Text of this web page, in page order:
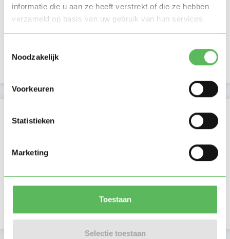
informatie die u aan ze heeft verstrekt of die ze hebben
verzameld op basis van uw gebruik van hun services.
Noodzakelijk
Voorkeuren
Statistieken
Marketing
Toestaan
Selectie toestaan
Laatste activiteit 05-07-2026
Profiel bijgewerkt 05-07-2026
Telefoonnummer is geverifieerd
In het bezit van een kinder EHBO certificaat